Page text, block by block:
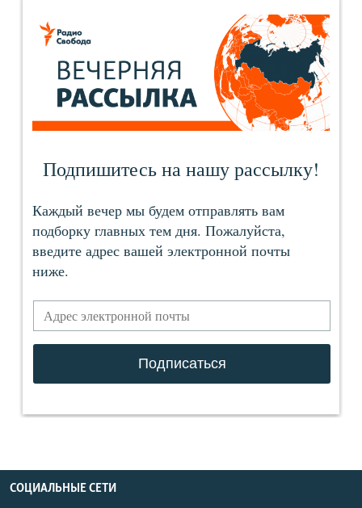
СОЦИАЛЬНЫЕ СЕТИ